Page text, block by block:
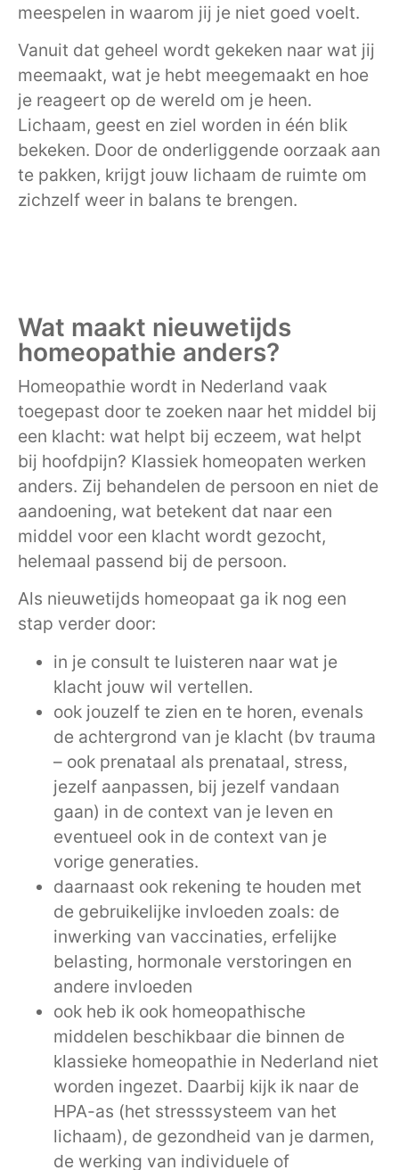
meespelen in waarom jij je niet goed voelt.
Vanuit dat geheel wordt gekeken naar wat jij
meemaakt, wat je hebt meegemaakt en hoe
je reageert op de wereld om je heen.
Lichaam, geest en ziel worden in één blik
bekeken. Door de onderliggende oorzaak aan
te pakken, krijgt jouw lichaam de ruimte om
zichzelf weer in balans te brengen.
Wat maakt nieuwetijds
homeopathie anders?
Homeopathie wordt in Nederland vaak
toegepast door te zoeken naar het middel bij
een klacht: wat helpt bij eczeem, wat helpt
bij hoofdpijn? Klassiek homeopaten werken
anders. Zij behandelen de persoon en niet de
aandoening, wat betekent dat naar een
middel voor een klacht wordt gezocht,
helemaal passend bij de persoon.
Als nieuwetijds homeopaat ga ik nog een
stap verder door:
in je consult te luisteren naar wat je
klacht jouw wil vertellen.
ook jouzelf te zien en te horen, evenals
de achtergrond van je klacht (bv trauma
– ook prenataal als prenataal, stress,
jezelf aanpassen, bij jezelf vandaan
gaan) in de context van je leven en
eventueel ook in de context van je
vorige generaties.
daarnaast ook rekening te houden met
de gebruikelijke invloeden zoals: de
inwerking van vaccinaties, erfelijke
belasting, hormonale verstoringen en
andere invloeden
ook heb ik ook homeopathische
middelen beschikbaar die binnen de
klassieke homeopathie in Nederland niet
worden ingezet. Daarbij kijk ik naar de
HPA-as (het stresssysteem van het
lichaam), de gezondheid van je darmen,
de werking van individuele of